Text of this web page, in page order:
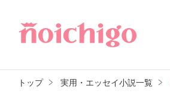
トップ 実用・エッセイ小説一覧